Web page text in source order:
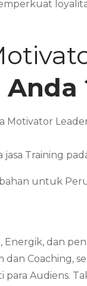
Training
untuk
dan
Coaching,
Audiens.